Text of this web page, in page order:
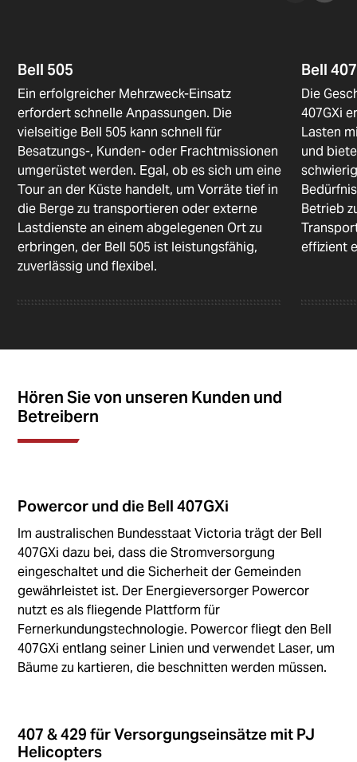
Bell 505
Ein erfolgreicher Mehrzweck-Einsatz
erfordert schnelle Anpassungen. Die
vielseitige Bell 505 kann schnell für
Besatzungs-, Kunden- oder Frachtmissionen
umgerüstet werden. Egal, ob es sich um eine
Tour an der Küste handelt, um Vorräte tief in
die Berge zu transportieren oder externe
Lastdienste an einem abgelegenen Ort zu
erbringen, der Bell 505 ist leistungsfähig,
zuverlässig und flexibel.
Bell
Die
407GXi
Lasten
und
Betrieb
effizient
Hören Sie von unseren Kunden und
Betreibern
Powercor und die Bell 407GXi
Im australischen Bundesstaat Victoria trägt der Bell
407GXi dazu bei, dass die Stromversorgung
eingeschaltet und die Sicherheit der Gemeinden
gewährleistet ist. Der Energieversorger Powercor
nutzt es als fliegende Plattform für
Fernerkundungstechnologie. Powercor fliegt den Bell
407GXi entlang seiner Linien und verwendet Laser, um
Bäume zu kartieren, die beschnitten werden müssen.
407 & 429 für Versorgungseinsätze mit PJ
Helicopters